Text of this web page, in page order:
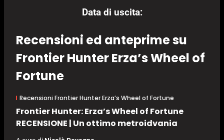
Data di uscita:
Recensioni ed anteprime su
Frontier Hunter Erza’s Wheel of
Fortune
Recensioni Frontier Hunter Erza’s Wheel of Fortune
Frontier Hunter: Erza’s Wheel of Fortune
RECENSIONE | Un ottimo metroidvania